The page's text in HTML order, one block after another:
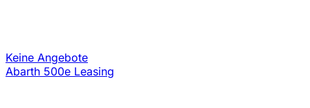
Keine Angebote
Abarth 500e Leasing